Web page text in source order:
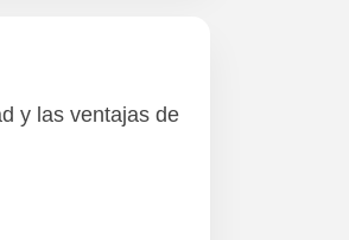
y las ventajas de